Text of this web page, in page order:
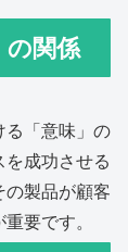
関係
る「意味」の
成功させる
製品が顧客
要です。